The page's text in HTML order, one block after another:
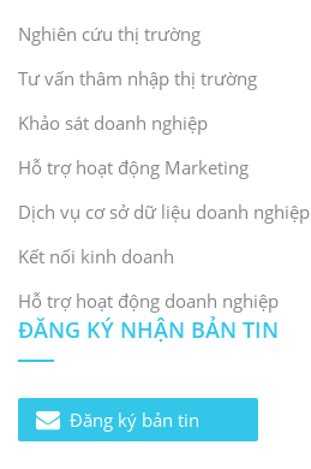
Nghiên cứu thị trường
Tư vấn thâm nhập thị trường
Khảo sát doanh nghiệp
Hỗ trợ hoạt động Marketing
Dịch vụ cơ sở dữ liệu doanh nghiệp
Kết nối kinh doanh
Hỗ trợ hoạt động doanh nghiệp
ĐĂNG KÝ NHẬN BẢN TIN
Đăng ký bản tin